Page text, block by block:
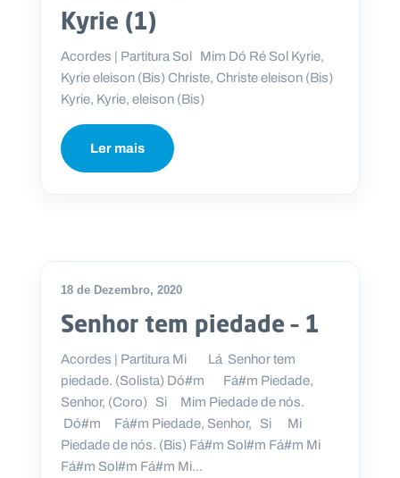
Kyrie (1)
Acordes | Partitura Sol Mim Dó Ré Sol Kyrie,
Kyrie eleison (Bis) Christe, Christe eleison (Bis)
Kyrie, Kyrie, eleison (Bis)
Ler mais
18 de Dezembro, 2020
Senhor tem piedade – 1
Acordes | Partitura Mi Lá Senhor tem
piedade. (Solista) Dó#m Fá#m Piedade,
Senhor, (Coro) Si Mim Piedade de nós.
Dó#m Fá#m Piedade, Senhor, Si Mi
Piedade de nós. (Bis) Fá#m Sol#m Fá#m Mi
Fá#m Sol#m Fá#m Mi...